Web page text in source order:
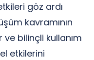
göz ardı
kavramının
bilinçli kullanım
etkilerini